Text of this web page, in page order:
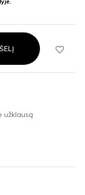
favorite_border
užklausą